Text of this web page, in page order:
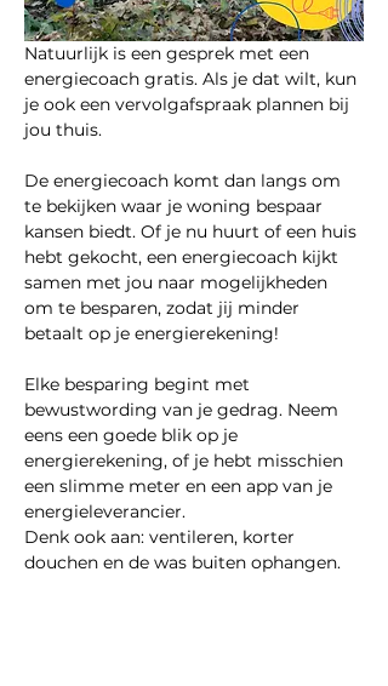
Natuurlijk is een gesprek met een
energiecoach gratis. Als je dat wilt, kun
je ook een vervolgafspraak plannen bij
jou thuis.
De energiecoach komt dan langs om
te bekijken waar je woning bespaar
kansen biedt. Of je nu huurt of een huis
hebt gekocht, een energiecoach kijkt
samen met jou naar mogelijkheden
om te besparen, zodat jij minder
betaalt op je energierekening!
Elke besparing begint met
bewustwording van je gedrag. Neem
eens een goede blik op je
energierekening, of je hebt misschien
een slimme meter en een app van je
energieleverancier.
Denk ook aan: ventileren, korter
douchen en de was buiten ophangen.